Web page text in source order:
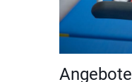
Angebote